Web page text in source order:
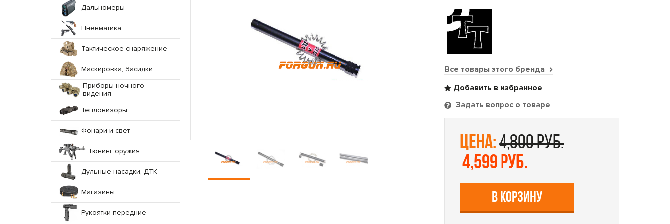
Дальномеры
Пневматика
Тактическое снаряжение
Маскировка, Засидки
Приборы ночного
видения
Тепловизоры
Фонари и свет
Тюнинг оружия
Дульные насадки, ДТК
Магазины
Рукоятки передние
Все товары этого бренда
Задать вопрос о товаре
цена:4,800 руб.
4,599 руб.
В КОРЗИНУ